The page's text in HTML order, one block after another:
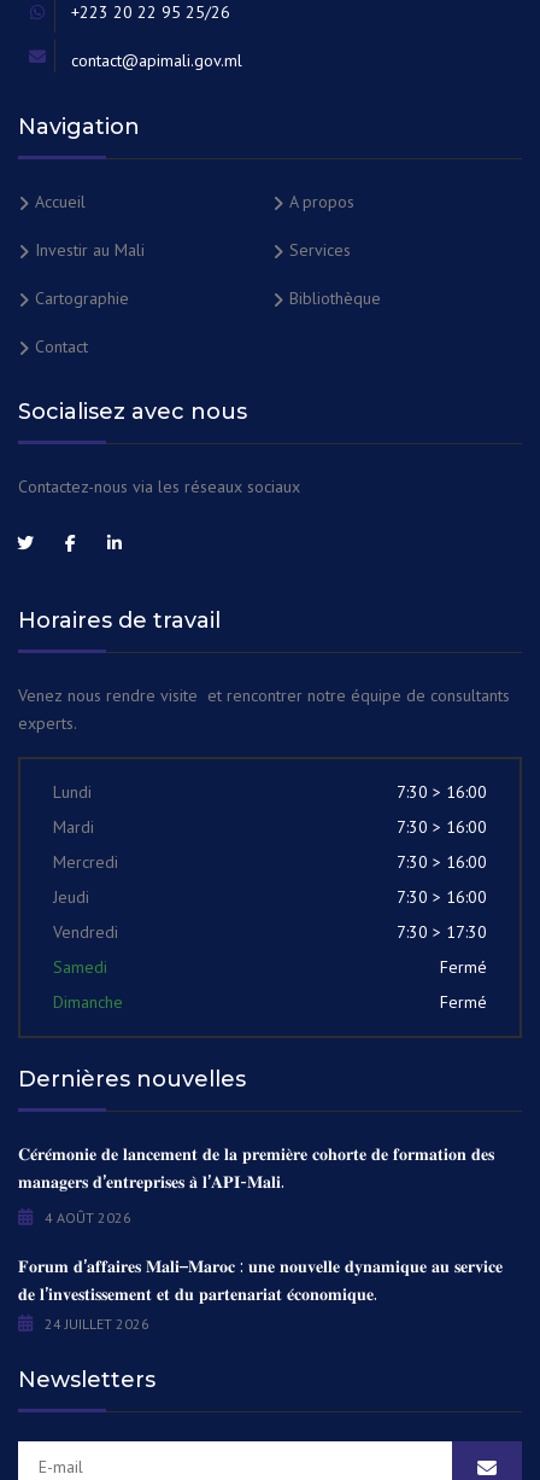
+223 20 22 95 25/26
contact@apimali.gov.ml
Navigation
Accueil A propos
Investir au Mali Services
Cartographie Bibliothèque
Contact
Socialisez avec nous
Contactez-nous via les réseaux sociaux
Horaires de travail
Venez nous rendre visite et rencontrer notre équipe de consultants
experts.
Lundi
7:30 > 16:00
Mardi
7:30 > 16:00
Mercredi
7:30 > 16:00
Jeudi
7:30 > 16:00
Vendredi
7:30 > 17:30
Samedi
Fermé
Dimanche
Fermé
Dernières nouvelles
𝐂𝐞́𝐫𝐞́𝐦𝐨𝐧𝐢𝐞 𝐝𝐞 𝐥𝐚𝐧𝐜𝐞𝐦𝐞𝐧𝐭 𝐝𝐞 𝐥𝐚 𝐩𝐫𝐞𝐦𝐢𝐞̀𝐫𝐞 𝐜𝐨𝐡𝐨𝐫𝐭𝐞 𝐝𝐞 𝐟𝐨𝐫𝐦𝐚𝐭𝐢𝐨𝐧 𝐝𝐞𝐬
𝐦𝐚𝐧𝐚𝐠𝐞𝐫𝐬 𝐝’𝐞𝐧𝐭𝐫𝐞𝐩𝐫𝐢𝐬𝐞𝐬 𝐚̀ 𝐥’𝐀𝐏𝐈-𝐌𝐚𝐥𝐢.
4 AOÛT 2026
𝐅𝐨𝐫𝐮𝐦 𝐝’𝐚𝐟𝐟𝐚𝐢𝐫𝐞𝐬 𝐌𝐚𝐥𝐢–𝐌𝐚𝐫𝐨𝐜 : 𝐮𝐧𝐞 𝐧𝐨𝐮𝐯𝐞𝐥𝐥𝐞 𝐝𝐲𝐧𝐚𝐦𝐢𝐪𝐮𝐞 𝐚𝐮 𝐬𝐞𝐫𝐯𝐢𝐜𝐞
𝐝𝐞 𝐥’𝐢𝐧𝐯𝐞𝐬𝐭𝐢𝐬𝐬𝐞𝐦𝐞𝐧𝐭 𝐞𝐭 𝐝𝐮 𝐩𝐚𝐫𝐭𝐞𝐧𝐚𝐫𝐢𝐚𝐭 𝐞́𝐜𝐨𝐧𝐨𝐦𝐢𝐪𝐮𝐞.
24 JUILLET 2026
Newsletters